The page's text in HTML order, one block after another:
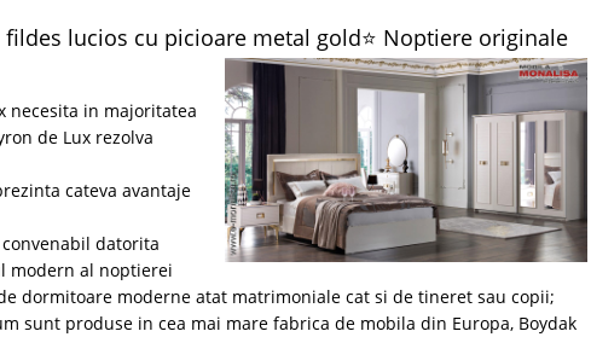
lucios cu picioare metal gold⭐ Noptiere originale
necesita in majoritatea
de Lux rezolva
cateva avantaje
datorita
modern al noptierei
dormitoare moderne atat matrimoniale cat si de tineret sau copii;
sunt produse in cea mai mare fabrica de mobila din Europa, Boydak